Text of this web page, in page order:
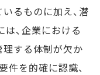
るものに加え、潜
、企業における
理する体制が欠か
件を的確に認識、